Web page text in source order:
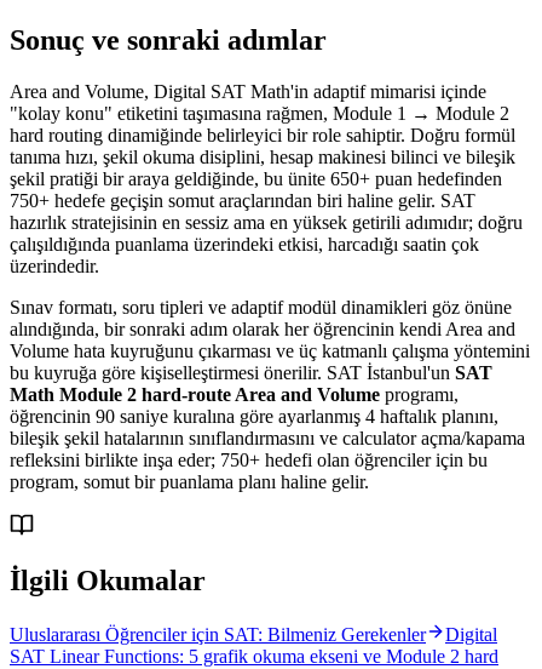
Sonuç ve sonraki adımlar
Area and Volume, Digital SAT Math'in adaptif mimarisi içinde
"kolay konu" etiketini taşımasına rağmen, Module 1 → Module 2
hard routing dinamiğinde belirleyici bir role sahiptir. Doğru formül
tanıma hızı, şekil okuma disiplini, hesap makinesi bilinci ve bileşik
şekil pratiği bir araya geldiğinde, bu ünite 650+ puan hedefinden
750+ hedefe geçişin somut araçlarından biri haline gelir. SAT
hazırlık stratejisinin en sessiz ama en yüksek getirili adımıdır; doğru
çalışıldığında puanlama üzerindeki etkisi, harcadığı saatin çok
üzerindedir.
Sınav formatı, soru tipleri ve adaptif modül dinamikleri göz önüne
alındığında, bir sonraki adım olarak her öğrencinin kendi Area and
Volume hata kuyruğunu çıkarması ve üç katmanlı çalışma yöntemini
bu kuyruğa göre kişiselleştirmesi önerilir. SAT İstanbul'un SAT
Math Module 2 hard-route Area and Volume programı,
öğrencinin 90 saniye kuralına göre ayarlanmış 4 haftalık planını,
bileşik şekil hatalarının sınıflandırmasını ve calculator açma/kapama
refleksini birlikte inşa eder; 750+ hedefi olan öğrenciler için bu
program, somut bir puanlama planı haline gelir.
İlgili Okumalar
Uluslararası Öğrenciler için SAT: Bilmeniz Gerekenler
Digital
SAT Linear Functions: 5 grafik okuma ekseni ve Module 2 hard